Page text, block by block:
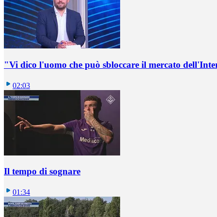
"Vi dico l'uomo che può sbloccare il mercato
02:03
Il tempo di sognare
01:34